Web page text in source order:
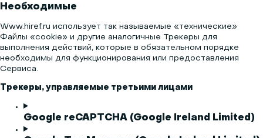
Необходимые
Www.hiref.ru использует так называемые «технические»
Файлы «cookie» и другие аналогичные Трекеры для
выполнения действий, которые в обязательном порядке
необходимы для функционирования или предоставления
Сервиса.
Трекеры, управляемые третьими лицами
Google reCAPTCHA (Google Ireland Limited)